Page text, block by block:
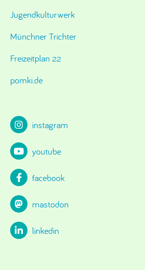
Jugendkulturwerk
Münchner Trichter
Freizeitplan 22
pomki.de
instagram
youtube
facebook
mastodon
linkedin